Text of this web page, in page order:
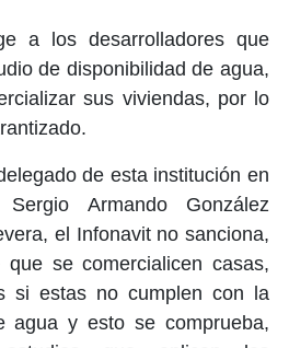
a los desarrolladores que
de disponibilidad de agua,
sus viviendas, por lo
de esta institución en
Sergio Armando González
el Infonavit no sanciona,
se comercialicen casas,
si estas no cumplen con la
agua y esto se comprueba,